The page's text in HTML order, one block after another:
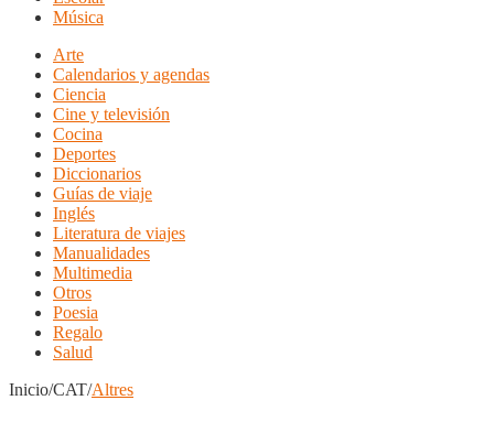
Música
Arte
Calendarios y agendas
Ciencia
Cine y televisión
Cocina
Deportes
Diccionarios
Guías de viaje
Inglés
Literatura de viajes
Manualidades
Multimedia
Otros
Poesia
Regalo
Salud
Inicio/CAT/Altres